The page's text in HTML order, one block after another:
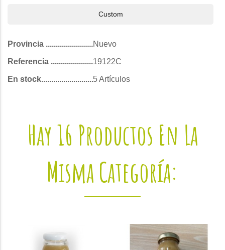
Custom
Provincia Nuevo
Referencia 19122C
En stock 5 Artículos
Hay 16 Productos En La
Misma Categoría: